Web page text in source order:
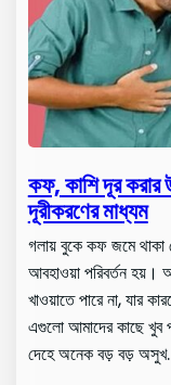
কফ, কাশি দূর করার
দূরীকরণের মাধ্যম
গলায় বুকে কফ জমে থাকা
আবহাওয়া পরিবর্তন হয়।
খাওয়াতে পারে না, যার
এগুলো আমাদের কাছে খুব
দেহে অনেক বড় বড়